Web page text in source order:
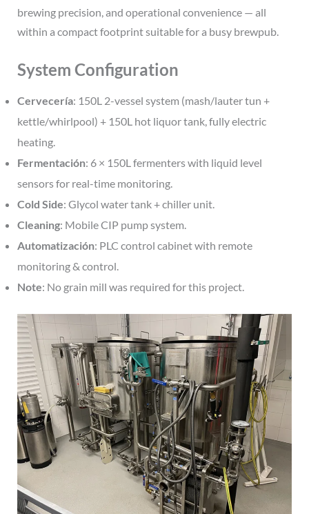
brewing precision, and operational convenience — all
within a compact footprint suitable for a busy brewpub.
System Configuration
Cervecería: 150L 2-vessel system (mash/lauter tun +
kettle/whirlpool) + 150L hot liquor tank, fully electric
heating.
Fermentación: 6 × 150L fermenters with liquid level
sensors for real-time monitoring.
Cold Side: Glycol water tank + chiller unit.
Cleaning: Mobile CIP pump system.
Automatización: PLC control cabinet with remote
monitoring & control.
Note: No grain mill was required for this project.